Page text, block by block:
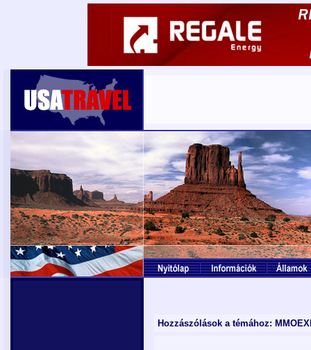
Hozzászólások a témához: